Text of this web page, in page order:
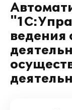
ведения